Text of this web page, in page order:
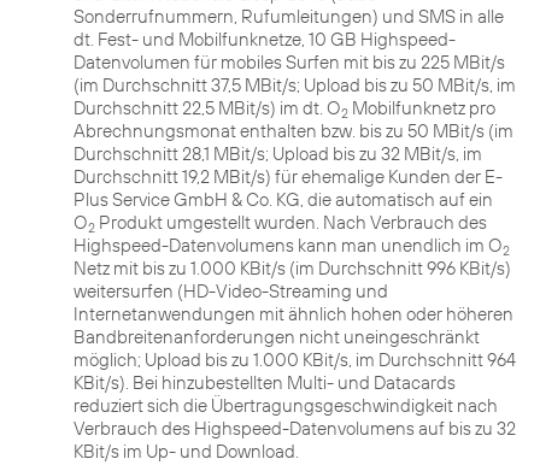
Sonderrufnummern, Rufumleitungen) und SMS in alle
dt. Fest- und Mobilfunknetze, 10 GB Highspeed-
Datenvolumen für mobiles Surfen mit bis zu 225 MBit/s
(im Durchschnitt 37,5 MBit/s; Upload bis zu 50 MBit/s, im
Durchschnitt 22,5 MBit/s) im dt. O2 Mobilfunknetz pro
Abrechnungsmonat enthalten bzw. bis zu 50 MBit/s (im
Durchschnitt 28,1 MBit/s; Upload bis zu 32 MBit/s, im
Durchschnitt 19,2 MBit/s) für ehemalige Kunden der E-
Plus Service GmbH & Co. KG, die automatisch auf ein
O2 Produkt umgestellt wurden. Nach Verbrauch des
Highspeed-Datenvolumens kann man unendlich im O2
Netz mit bis zu 1.000 KBit/s (im Durchschnitt 996 KBit/s)
weitersurfen (HD-Video-Streaming und
Internetanwendungen mit ähnlich hohen oder höheren
Bandbreitenanforderungen nicht uneingeschränkt
möglich; Upload bis zu 1.000 KBit/s, im Durchschnitt 964
KBit/s). Bei hinzubestellten Multi- und Datacards
reduziert sich die Übertragungsgeschwindigkeit nach
Verbrauch des Highspeed-Datenvolumens auf bis zu 32
KBit/s im Up- und Download.